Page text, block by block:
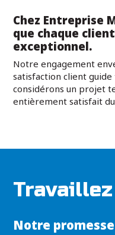
Chez Entreprise
que chaque
exceptionnel.
Notre engagement
satisfaction client guide
considérons un projet
entièrement satisfait
Notre promesse